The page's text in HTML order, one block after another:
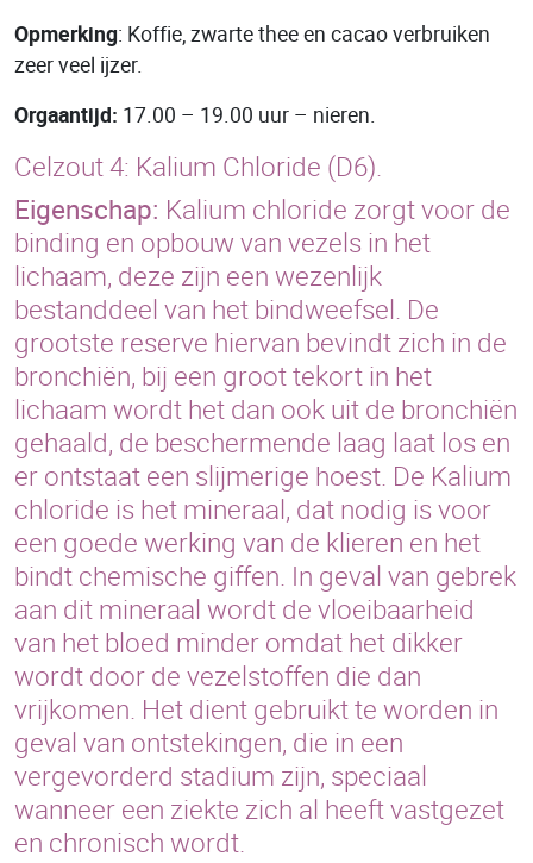
Opmerking: Koffie, zwarte thee en cacao verbruiken
zeer veel ijzer.
Orgaantijd: 17.00 – 19.00 uur – nieren.
Celzout 4: Kalium Chloride (D6).
Eigenschap: Kalium chloride zorgt voor de
binding en opbouw van vezels in het
lichaam, deze zijn een wezenlijk
bestanddeel van het bindweefsel. De
grootste reserve hiervan bevindt zich in de
bronchiën, bij een groot tekort in het
lichaam wordt het dan ook uit de bronchiën
gehaald, de beschermende laag laat los en
er ontstaat een slijmerige hoest. De Kalium
chloride is het mineraal, dat nodig is voor
een goede werking van de klieren en het
bindt chemische giffen. In geval van gebrek
aan dit mineraal wordt de vloeibaarheid
van het bloed minder omdat het dikker
wordt door de vezelstoffen die dan
vrijkomen. Het dient gebruikt te worden in
geval van ontstekingen, die in een
vergevorderd stadium zijn, speciaal
wanneer een ziekte zich al heeft vastgezet
en chronisch wordt.